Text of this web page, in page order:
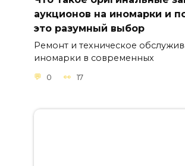
аукционов на иномарки и
это разумный выбор
Ремонт и техническое
иномарки в современных
0 17